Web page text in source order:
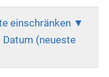
einschränken
Datum (neueste